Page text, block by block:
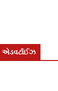
એડવર્ટાઈઝ